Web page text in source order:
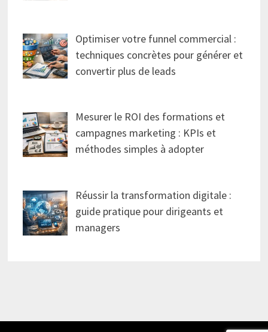
Optimiser votre funnel commercial :
techniques concrètes pour générer et
convertir plus de leads
Mesurer le ROI des formations et
campagnes marketing : KPIs et
méthodes simples à adopter
Réussir la transformation digitale :
guide pratique pour dirigeants et
managers